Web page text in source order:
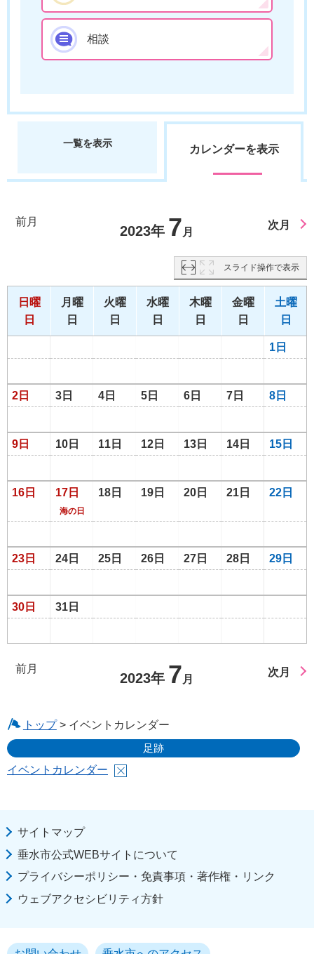
相談
一覧を表示 カレンダーを表示
前月
2023年 7 月
次月
スライド操作で表示
日曜
日
月曜
日
火曜
日
水曜
日
木曜
日
金曜
日
土曜
日
1日
2日 3日 4日 5日 6日 7日 8日
9日 10日 11日 12日 13日 14日 15日
16日 17日
海の日
18日 19日 20日 21日 22日
23日 24日 25日 26日 27日 28日 29日
30日 31日
前月
2023年 7 月
次月
トップ> イベントカレンダー
足跡
イベントカレンダー
サイトマップ
垂水市公式WEBサイトについて
プライバシーポリシー・免責事項・著作権・リンク
ウェブアクセシビリティ方針